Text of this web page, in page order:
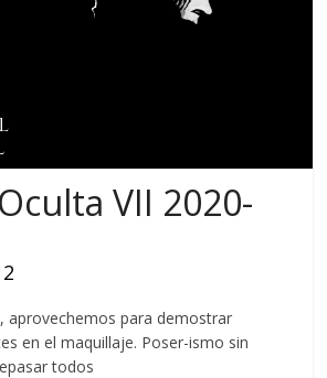
VII 2020-
aprovechemos para demostrar
en el maquillaje. Poser-ismo sin
todos